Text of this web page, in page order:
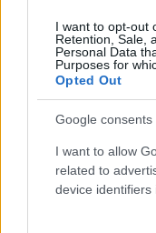
I want to opt-out
Retention, Sale,
Personal Data
Purposes for
Opted Out
Google consents
I want to allow
related to
device identifiers